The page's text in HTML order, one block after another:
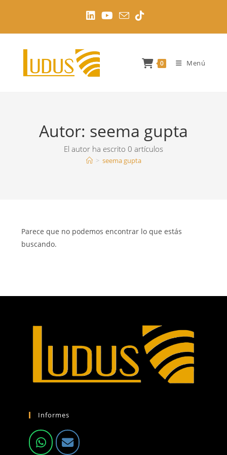
contenido
0 Menú
Autor: seema gupta
El autor ha escrito 0 artículos
> seema gupta
Parece que no podemos encontrar lo que estás
buscando.
Informes